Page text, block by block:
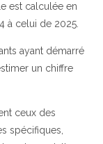
est calculée en
à celui de 2025.
ayant démarré
un chiffre
ceux des
spécifiques,